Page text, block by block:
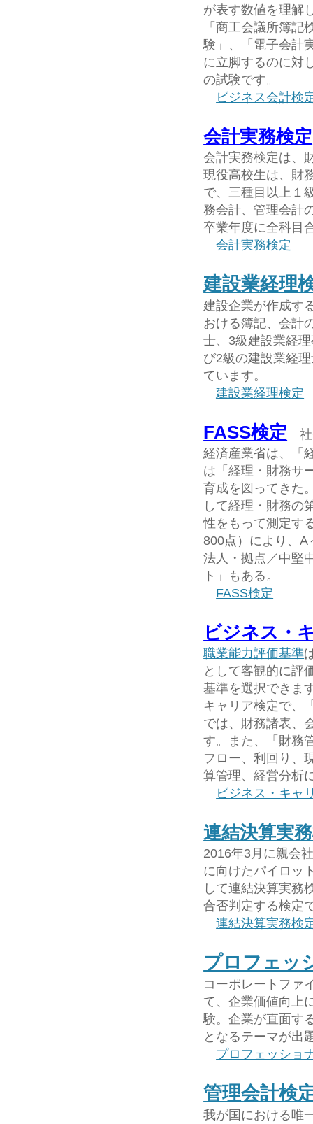
が表す数値を理解
「商工会議所簿
験」、「電子会計
に立脚するのに対
の試験です。
ビジネス会計検
会計実務検定
会計実務検定は、
現役高校生は、財
で、三種目以上１
務会計、管理会計
卒業年度に全科目
会計実務検定
建設業経理
建設企業が作成す
おける簿記、会計
士、3級建設業経
び2級の建設業経
ています。
建設業経理検定
FASS検定 社
経済産業省は、「
は「経理・財務サ
育成を図ってきた
して経理・財務の
性をもって測定す
800点）により、A
法人・拠点／中堅
ト」もある。
FASS検定
ビジネス・
職業能力評価基準
として客観的に評
基準を選択できま
キャリア検定で、
では、財務諸表、
す。また、「財務
フロー、利回り、
算管理、経営分析
ビジネス・キャ
連結決算実
2016年3月に親会
に向けたパイロッ
して連結決算実務
合否判定する検定
連結決算実務検
プロフェッ
コーポレートファ
て、企業価値向上
験。企業が直面す
となるテーマが出
プロフェッショ
管理会計検
我が国における唯